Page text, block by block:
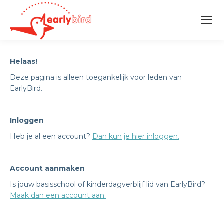
Helaas!
Deze pagina is alleen toegankelijk voor leden van
EarlyBird.
Inloggen
Heb je al een account? Dan kun je hier inloggen.
Account aanmaken
Is jouw basisschool of kinderdagverblijf lid van EarlyBird?
Maak dan een account aan.